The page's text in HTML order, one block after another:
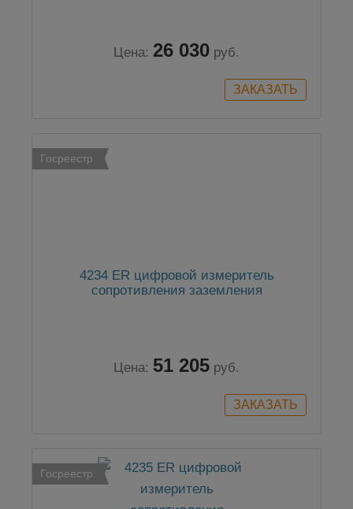
Цена: 26 030 руб.
Госреестр
4234 ER цифровой измеритель
сопротивления заземления
Цена: 51 205 руб.
Госреестр